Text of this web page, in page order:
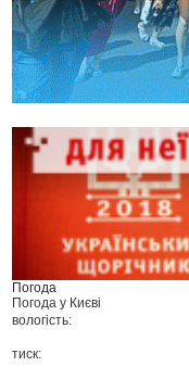
Погода
Погода у Києві
вологість:
тиск: